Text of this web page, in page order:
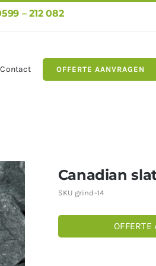
– 212 082
Contact OFFERTE AANVRAGEN
Canadian
SKU grind-14
OFFERTE